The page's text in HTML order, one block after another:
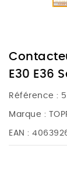
E30 E36
Référence :
Marque :
EAN :